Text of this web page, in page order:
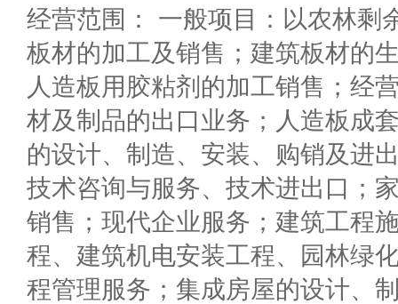
经营范围： 一般项目：以农林剩
板材的加工及销售；建筑板材的
人造板用胶粘剂的加工销售；经
材及制品的出口业务；人造板成
的设计、制造、安装、购销及进
技术咨询与服务、技术进出口；
销售；现代企业服务；建筑工程
程、建筑机电安装工程、园林绿
程管理服务；集成房屋的设计、